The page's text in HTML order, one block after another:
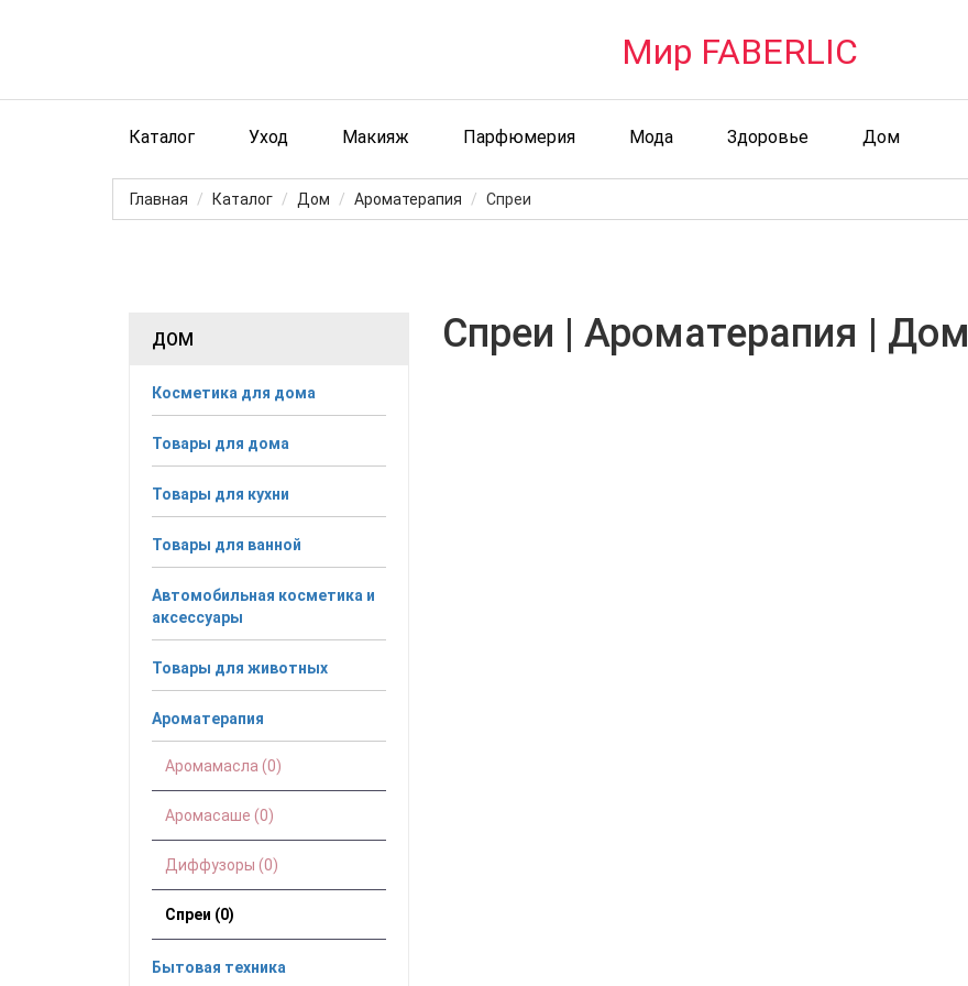
Мир FABERLIC
Каталог Уход Макияж Парфюмерия Мода Здоровье Дом
Главная Каталог Дом Ароматерапия Спреи
ДОМ
Косметика для дома
Товары для дома
Товары для кухни
Товары для ванной
Автомобильная косметика и
аксессуары
Товары для животных
Ароматерапия
Аромамасла (0)
Аромасаше (0)
Диффузоры (0)
Спреи (0)
Бытовая техника
Спреи | Ароматерапия | Дом